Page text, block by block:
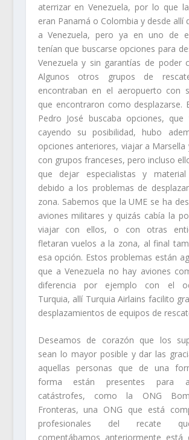
aterrizar en Venezuela, por lo que
eran Panamá o Colombia y desde allí
a Venezuela, pero ya en uno de
tenían que buscarse opciones para
Venezuela y sin garantías de poder
Algunos otros grupos de
encontraban en el aeropuerto con
que encontraron como desplazarse.
Pedro José buscaba opciones, que
cayendo su posibilidad, hubo
opciones anteriores, viajar a Marsella
con grupos franceses, pero incluso
que dejar especialistas y
debido a los problemas de
zona. Sabemos que la UME se ha
aviones militares y quizás cabía la
viajar con ellos, o con otras
fletaran vuelos a la zona, al final
esa opción. Estos problemas están
que a Venezuela no hay aviones
diferencia por ejemplo con el
Turquia, allí Turquia Airlains facilito
desplazamientos de equipos de
Deseamos de corazón que los
sean lo mayor posible y dar las
aquellas personas que de una
forma están presentes para
catástrofes, como la ONG
Fronteras, una ONG que está
profesionales del recate
comentábamos anteriormente está